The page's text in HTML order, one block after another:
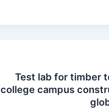
Test lab for timber
college campus